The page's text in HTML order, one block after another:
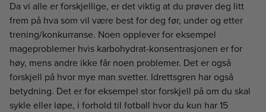
Da vi alle er forskjellige, er det viktig at du prøver deg litt
frem på hva som vil være best for deg før, under og etter
trening/konkurranse. Noen opplever for eksempel
mageproblemer hvis karbohydrat-konsentrasjonen er for
høy, mens andre ikke får noen problemer. Det er også
forskjell på hvor mye man svetter. Idrettsgren har også
betydning. Det er for eksempel stor forskjell på om du skal
sykle eller løpe, i forhold til fotball hvor du kun har 15